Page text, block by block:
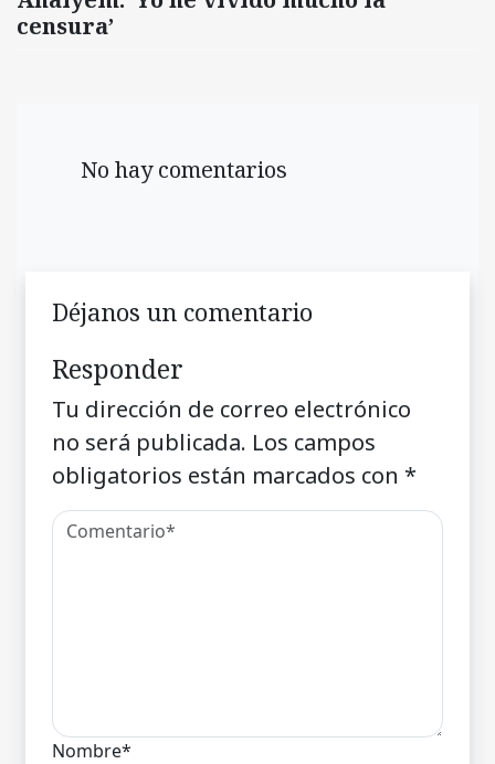
censura’
No hay comentarios
Déjanos un comentario
Responder
Tu dirección de correo electrónico
no será publicada. Los campos
obligatorios están marcados con *
Nombre*